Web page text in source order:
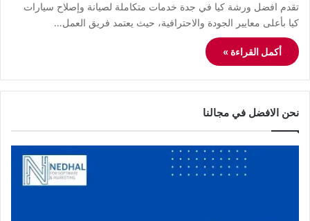
تقدم افضل ورشة كيا في جدة خدمات متكاملة لصيانة وإصلاح سيارات
كيا بأعلى معايير الجودة والاحترافية، حيث يعتمد فريق العمل…
أكمل القراءة »
نحن الافضل في مجالنا